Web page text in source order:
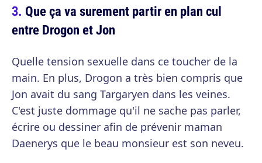
Que ça va surement partir en plan cul
entre Drogon et Jon
Quelle tension sexuelle dans ce toucher de la
main. En plus, Drogon a très bien compris que
Jon avait du sang Targaryen dans les veines.
C'est juste dommage qu'il ne sache pas parler,
écrire ou dessiner afin de prévenir maman
Daenerys que le beau monsieur est son neveu.